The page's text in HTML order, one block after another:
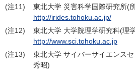
(注11)
東北大学 災害科学国際研究所(
http://irides.tohoku.ac.jp/
(注12)
東北大学 大学院理学研究科(理
http://www.sci.tohoku.ac.jp
(注13)
東北大学 サイバーサイエンス
秀昭)